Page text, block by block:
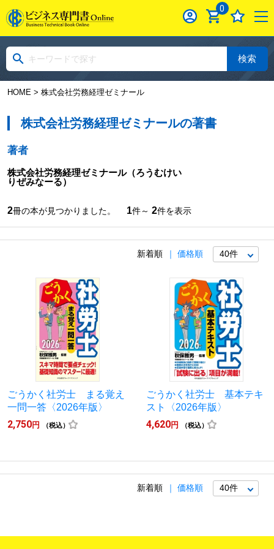
0
検索
HOME> 株式会社労務経理ゼミナール
株式会社労務経理ゼミナールの著書
著者
株式会社労務経理ゼミナール（ろうむけい
りぜみなーる）
2冊の本が見つかりました。 1件～ 2件を表示
新着順 価格順
ごうかく社労士 まる覚え
一問一答〈2026年版〉
2,750円 （税込）
ごうかく社労士 基本テキ
スト〈2026年版〉
4,620円 （税込）
新着順 価格順